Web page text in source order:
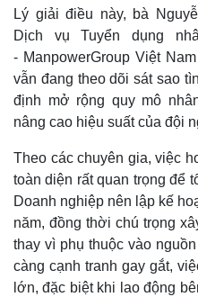
Thể thao
Bóng đá
Thế giới thể thao
eSports
Hậu trường
Lý giải điều này, bà
Dịch vụ Tuyển dụng
- ManpowerGroup Việt
vẫn đang theo dõi sát sao
định mở rộng quy mô
nâng cao hiệu suất của đội
Theo các chuyên gia, việc
toàn diện rất quan trọng để
Doanh nghiệp nên lập kế
năm, đồng thời chú trọng
thay vì phụ thuộc vào
càng cạnh tranh gay gắt,
lớn, đặc biệt khi lao động